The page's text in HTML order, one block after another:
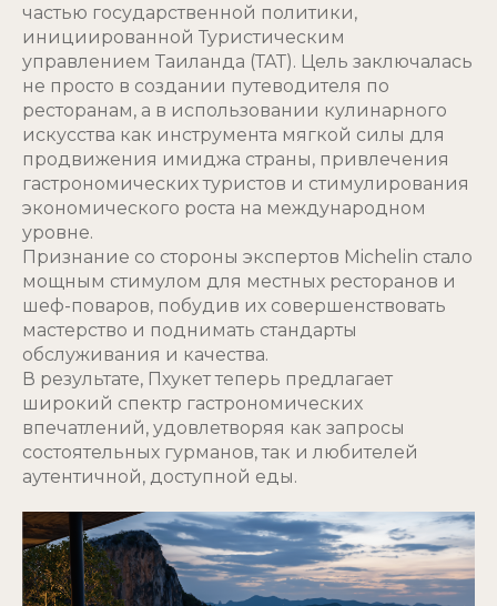
частью государственной политики,
инициированной Туристическим
управлением Таиланда (ТАТ). Цель заключалась
не просто в создании путеводителя по
ресторанам, а в использовании кулинарного
искусства как инструмента мягкой силы для
продвижения имиджа страны, привлечения
гастрономических туристов и стимулирования
экономического роста на международном
уровне.
Признание со стороны экспертов Michelin стало
мощным стимулом для местных ресторанов и
шеф-поваров, побудив их совершенствовать
мастерство и поднимать стандарты
обслуживания и качества.
В результате, Пхукет теперь предлагает
широкий спектр гастрономических
впечатлений, удовлетворяя как запросы
состоятельных гурманов, так и любителей
аутентичной, доступной еды.